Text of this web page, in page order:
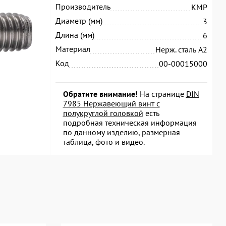
Производитель
KMP
Диаметр (мм)
3
Длина (мм)
6
Материал
Нерж. сталь А2
Код
00-00015000
Обратите внимание! На странице DIN
7985 Нержавеющий винт с
полукруглой головкой есть
подробная техническая информация
по данному изделию, размерная
таблица, фото и видео.